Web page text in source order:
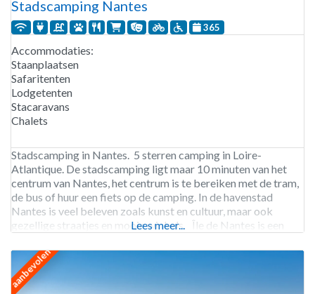
Stadscamping Nantes
365
Accommodaties:
Staanplaatsen
Safaritenten
Lodgetenten
Stacaravans
Chalets
Stadscamping in Nantes. 5 sterren camping in Loire-
Atlantique. De stadscamping ligt maar 10 minuten van het
centrum van Nantes, het centrum is te bereiken met de tram,
de bus of huur een fiets op de camping. In de havenstad
Nantes is veel beleven zoals kunst en cultuur, maar ook
gezellige straatjes en mooie winkels. Île de Nantes is een
Lees meer...
aanbevolen